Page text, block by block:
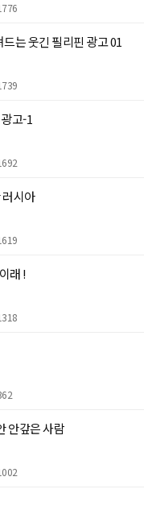
는 웃긴 필리핀 광고 01
고-1
시아
래 !
안갚은 사람